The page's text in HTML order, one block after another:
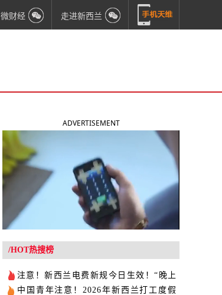
微财经 走进新西兰
ADVERTISEMENT
/HOT热搜榜
注意！新西兰电费新规今日生效！“晚上
用电更便宜？”
中国青年注意！2026年新西兰打工度假